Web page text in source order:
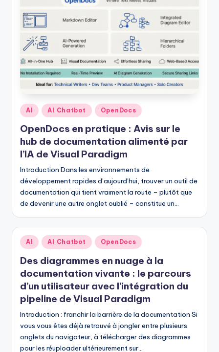
Posted
in
AI AI Chatbot OpenDocs
OpenDocs en pratique : Avis sur le
hub de documentation alimenté par
l’IA de Visual Paradigm
Introduction Dans les environnements de
développement rapides d’aujourd’hui, trouver un outil de
documentation qui tient vraiment la route – plutôt que
de devenir une autre onglet oublié – constitue un…
Posted
in
AI AI Chatbot OpenDocs
Des diagrammes en nuage à la
documentation vivante : le parcours
d’un utilisateur avec l’intégration du
pipeline de Visual Paradigm
Introduction : franchir la barrière de la documentation Si
vous vous êtes déjà retrouvé à jongler entre plusieurs
onglets du navigateur, à télécharger des diagrammes
pour les réuploader ultérieurement sur…